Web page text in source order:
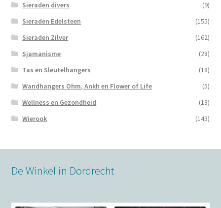
Sieraden divers
(9)
Sieraden Edelsteen
(155)
Sieraden Zilver
(162)
Sjamanisme
(28)
Tas en Sleutelhangers
(18)
Wandhangers Ohm, Ankh en Flower of Life
(5)
Wellness en Gezondheid
(13)
Wierook
(143)
De Winkel in Dordrecht